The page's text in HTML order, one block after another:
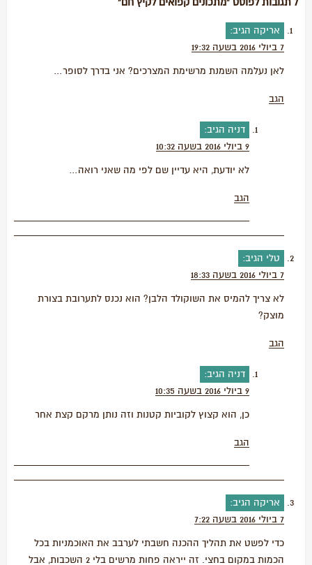
7 תגובות לפוסט “מתכונים קפואים לקיץ חם”
אריקה הגיב:
7 ביולי 2016 בשעה 19:32
לאן נעלמה השמנת מרשימת המצרכים? אני בדרך לסופר…
הגב
דניה הגיב:
9 ביולי 2016 בשעה 10:32
לא יודעת, היא עדיין שם לפי מה שאני רואה…
הגב
טלי הגיב:
7 ביולי 2016 בשעה 18:33
לא צריך להמיס את השוקולד הלבן? הוא נכנס לתערובת בצורת
מוצק?
הגב
דניה הגיב:
9 ביולי 2016 בשעה 10:35
כן, הוא קצוץ לקוביות קטנות וזה נותן מרקם קצת אחר
הגב
אריקה הגיב:
7 ביולי 2016 בשעה 7:22
כדי לפשט את תהליך ההכנה חשבתי לערבב את האוכמניות בכל
הכמות במקום בחצי. זה ייראה פחות מרשים בלי 2 השכבות, אבל